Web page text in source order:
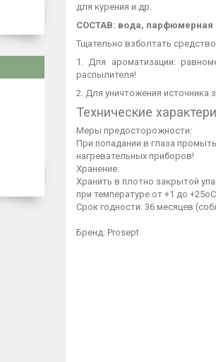
для курения и др.
СОСТАВ: вода, парфюмерная
Тщательно взболтать
1. Для ароматизации:
распылителя!
2. Для уничтожения источника
Технические
Меры предосторожности:
При попадании в глаза
нагревательных приборов!
Хранение:
Хранить в плотно закрытой
при температуре от +1 до
Срок годности: 36 месяцев
Бренд: Prosept